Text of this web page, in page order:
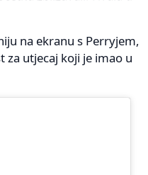
na ekranu s Perryjem,
za utjecaj koji je imao u